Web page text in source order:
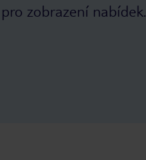
zobrazení nabídek.